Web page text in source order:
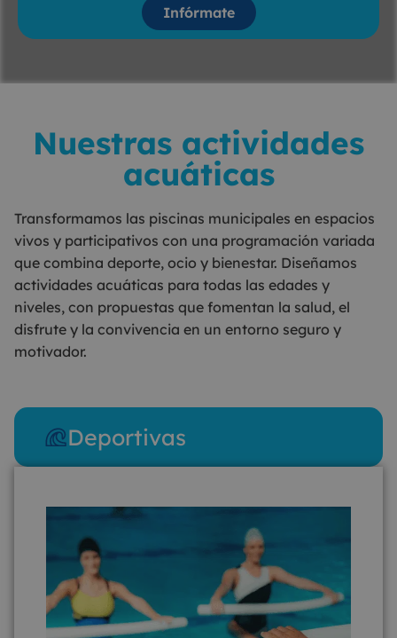
Infórmate
Nuestras actividades
acuáticas
Transformamos las piscinas municipales en espacios
vivos y participativos con una programación variada
que combina deporte, ocio y bienestar. Diseñamos
actividades acuáticas para todas las edades y
niveles, con propuestas que fomentan la salud, el
disfrute y la convivencia en un entorno seguro y
motivador.
Deportivas